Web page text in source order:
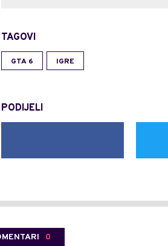
TAGOVI
GTA 6 IGRE
PODIJELI
0